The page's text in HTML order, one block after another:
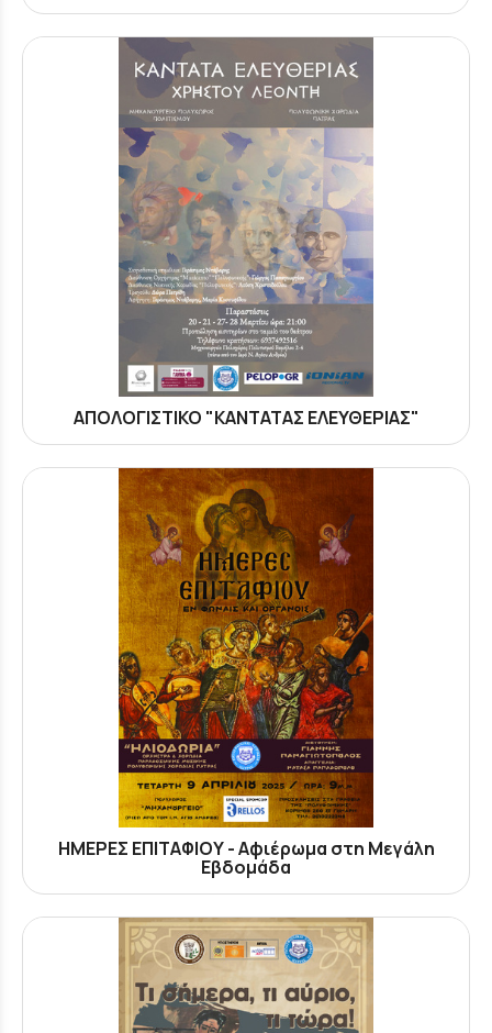
ΑΠΟΛΟΓΙΣΤΙΚΟ "ΚΑΝΤΑΤΑΣ ΕΛΕΥΘΕΡΙΑΣ"
ΗΜΕΡΕΣ ΕΠΙΤΑΦΙΟΥ - Αφιέρωμα στη Μεγάλη
Εβδομάδα